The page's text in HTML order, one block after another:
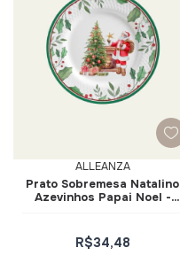
ALLEANZA
Prato Sobremesa Natalino
Azevinhos Papai Noel -
R$34,48